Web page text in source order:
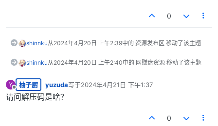
0
shinnku从2024年4月20日 上午2:39中的 资源发布区 移动了该主题
shinnku从2024年4月20日 上午2:40中的 网赚盘资源 移动了该主题
Y
离线
柚子厨 yuzuda写于2024年4月21日 下午1:37
最后由 编辑
请问解压码是啥？
0